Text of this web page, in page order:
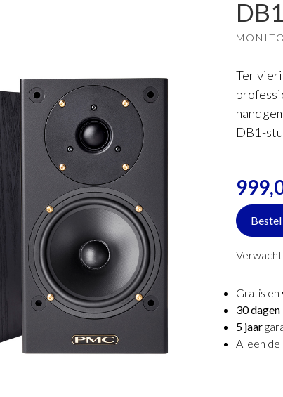
Ter
DB1-
Gratis en
30 dagen
5 jaar
Alleen de